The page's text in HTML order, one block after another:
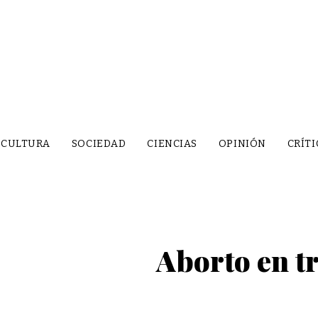
CULTURA SOCIEDAD CIENCIAS OPINIÓN
Aborto en